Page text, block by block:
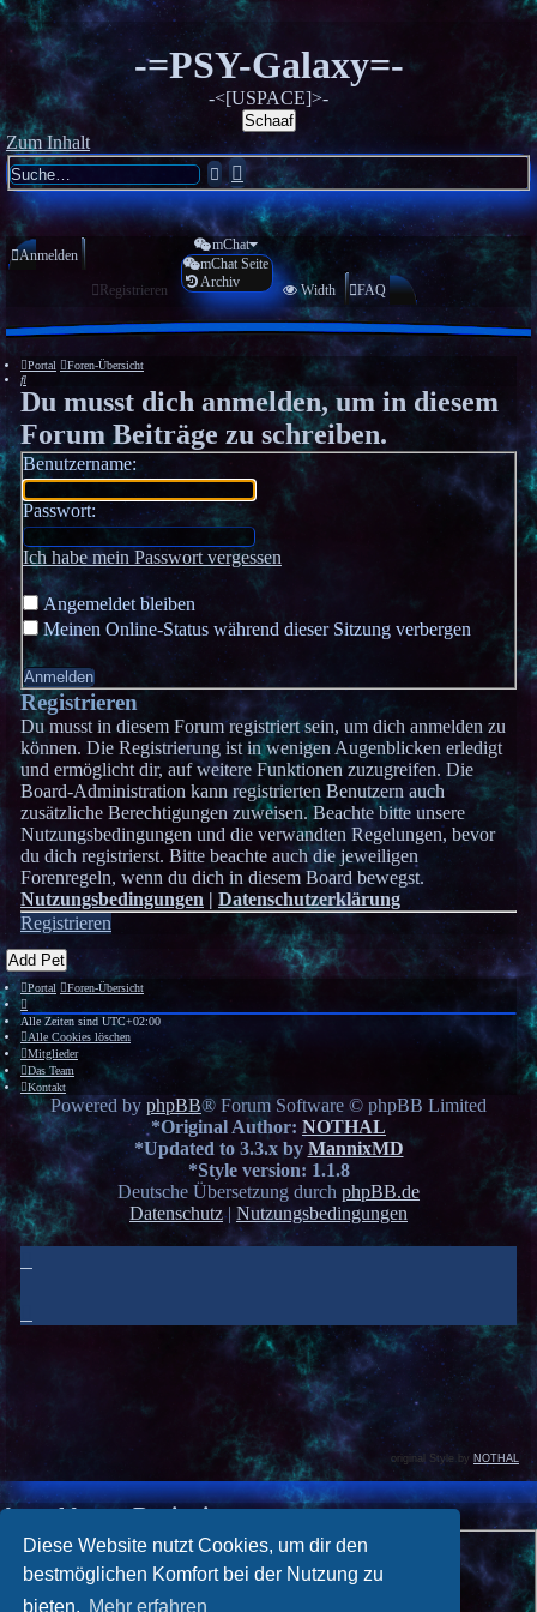
Diese Website nutzt Cookies, um dir den
bestmöglichen Komfort bei der Nutzung zu
bieten. Mehr erfahren
-=PSY-Galaxy=-
-<[USPACE]>-
Schaaf
Zum Inhalt
SucheErweiterte
Suche
Anmelden
Registrieren
mChat
mChat Seite
Archiv
Width FAQ
Portal
Foren-Übersicht
Suche
Du musst dich anmelden, um in diesem
Forum Beiträge zu schreiben.
Benutzername:
Passwort:
Ich habe mein Passwort vergessen
Angemeldet bleiben
Meinen Online-Status während dieser Sitzung verbergen
Registrieren
Du musst in diesem Forum registriert sein, um dich anmelden zu
können. Die Registrierung ist in wenigen Augenblicken erledigt
und ermöglicht dir, auf weitere Funktionen zuzugreifen. Die
Board-Administration kann registrierten Benutzern auch
zusätzliche Berechtigungen zuweisen. Beachte bitte unsere
Nutzungsbedingungen und die verwandten Regelungen, bevor
du dich registrierst. Bitte beachte auch die jeweiligen
Forenregeln, wenn du dich in diesem Board bewegst.
Nutzungsbedingungen | Datenschutzerklärung
Registrieren
Add Pet
Portal Foren-Übersicht
Alle Zeiten sind UTC+02:00
Alle Cookies löschen
Mitglieder
Das Team
Kontakt
Powered by phpBB® Forum Software © phpBB Limited
*Original Author: NOTHAL
*Updated to 3.3.x by MannixMD
*Style version: 1.1.8
Deutsche Übersetzung durch phpBB.de
Datenschutz| Nutzungsbedingungen
original Style by NOTHAL
Anmelden•Registrieren
Benutzername: